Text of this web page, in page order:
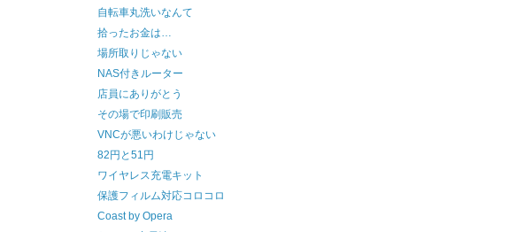
自転車丸洗いなんて
拾ったお金は…
場所取りじゃない
NAS付きルーター
店員にありがとう
その場で印刷販売
VNCが悪いわけじゃない
82円と51円
ワイヤレス充電キット
保護フィルム対応コロコロ
Coast by Opera